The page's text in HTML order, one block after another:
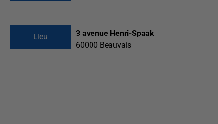
Lieu
3 avenue Henri-Spaak
60000 Beauvais